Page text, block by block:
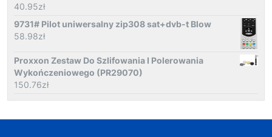
40.95zł
9731# Pilot uniwersalny zip308 sat+dvb-t Blow
58.98zł
Proxxon Zestaw Do Szlifowania I Polerowania
Wykończeniowego (PR29070)
150.76zł